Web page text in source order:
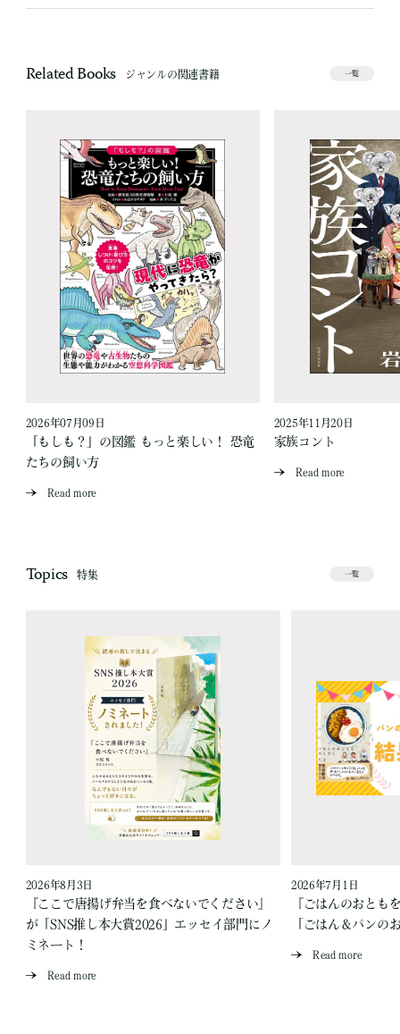
Related Books ジャンルの関連書籍 一覧
2026年07月09日
「もしも？」の図鑑 もっと楽しい！ 恐竜
たちの飼い方
Read more
2025年11月20日
家族コント
Read more
Topics 特集 一覧
2026年8月3日
『ここで唐揚げ弁当を食べないでください』
が「SNS推し本大賞2026」エッセイ部門にノ
ミネート！
Read more
2026年7月1日
『ごはんのおとも
「ごはん＆パンの
Read more